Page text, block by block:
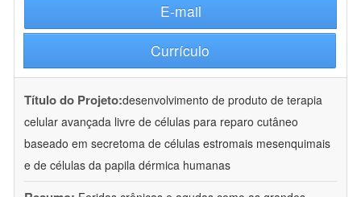
E-mail
Currículo
Título do Projeto:desenvolvimento de produto de terapia
celular avançada livre de células para reparo cutâneo
baseado em secretoma de células estromais mesenquimais
e de células da papila dérmica humanas